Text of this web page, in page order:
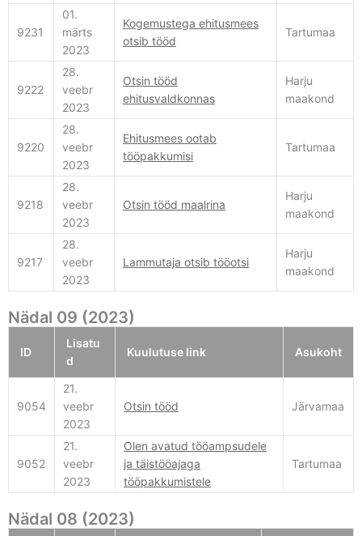
9231
01.
märts
2023
Kogemustega ehitusmees
otsib tööd
Tartumaa
9222
28.
veebr
2023
Otsin tööd
ehitusvaldkonnas
Harju
maakond
9220
28.
veebr
2023
Ehitusmees ootab
tööpakkumisi
Tartumaa
9218
28.
veebr
2023
Otsin tööd maalrina
Harju
maakond
9217
28.
veebr
2023
Lammutaja otsib tööotsi
Harju
maakond
Nädal 09 (2023)
ID
Lisatu
d
Kuulutuse link Asukoht
9054
21.
veebr
2023
Otsin tööd Järvamaa
9052
21.
veebr
2023
Olen avatud tööampsudele
ja täistööajaga
tööpakkumistele
Tartumaa
Nädal 08 (2023)